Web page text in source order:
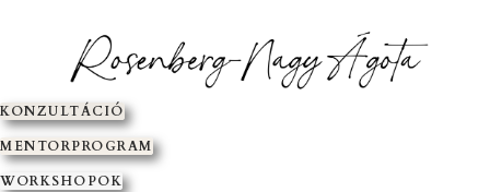
KONZULTÁCIÓ
MENTORPROGRAM
WORKSHOPOK